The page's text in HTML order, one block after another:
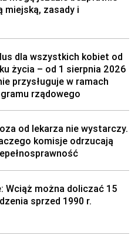
miejską, zasady i
dla wszystkich kobiet od
życia – od 1 sierpnia 2026
przysługuje w ramach
rządowego
od lekarza nie wystarczy.
komisje odrzucają
Wciąż można doliczać 15
sprzed 1990 r.